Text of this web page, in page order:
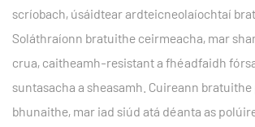
scríobach, úsáidtear ardteicneolaíochtaí
Soláthraíonn bratuithe ceirmeacha, mar
crua, caitheamh-resistant a fhéadfaidh
suntasacha a sheasamh. Cuireann
bhunaithe, mar iad siúd atá déanta as